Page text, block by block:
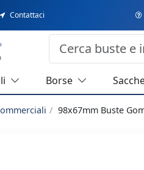
Contattaci
Borse
98x67mm Buste